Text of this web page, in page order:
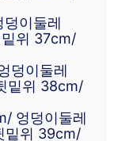
이둘레
위 37cm/
덩이둘레
밑위 38cm/
엉덩이둘레
밑위 39cm/